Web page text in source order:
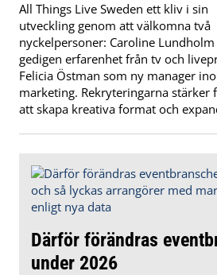
All Things Live Sweden ett kliv i sin
utveckling genom att välkomna två
nyckelpersoner: Caroline
gedigen erfarenhet från tv och
Felicia Östman som ny manager
marketing. Rekryteringarna stärker
att skapa kreativa format och
Därför förändras
under 2026